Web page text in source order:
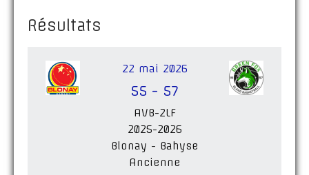
Résultats
22 mai 2026
55 - 57
AVB-2LF
2025-2026
Blonay - Bahyse
Ancienne